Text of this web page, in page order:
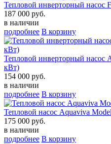
Тепловой инверторный насос
187 000 руб.
в наличии
подробнее В корзину
Тепловой инверторный насос
кВт)
154 000 руб.
в наличии
подробнее В корзину
Тепловой насос Aquaviva
175 000 руб.
в наличии
подробнее В корзину